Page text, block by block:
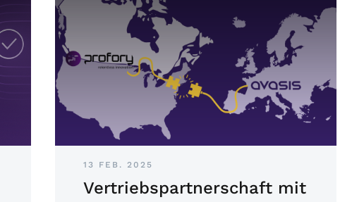
13 FEB. 2025
Vertriebspartnerschaft mit